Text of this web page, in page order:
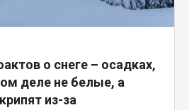
о снеге – осадках,
деле не белые, а
из-за